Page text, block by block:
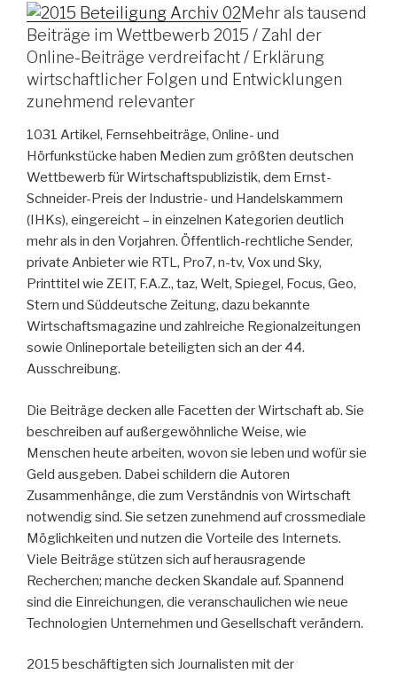
Mehr als tausend
Beiträge im Wettbewerb 2015 / Zahl der
Online-Beiträge verdreifacht / Erklärung
wirtschaftlicher Folgen und Entwicklungen
zunehmend relevanter
1031 Artikel, Fernsehbeiträge, Online- und
Hörfunkstücke haben Medien zum größten deutschen
Wettbewerb für Wirtschaftspublizistik, dem Ernst-
Schneider-Preis der Industrie- und Handelskammern
(IHKs), eingereicht – in einzelnen Kategorien deutlich
mehr als in den Vorjahren. Öffentlich-rechtliche Sender,
private Anbieter wie RTL, Pro7, n-tv, Vox und Sky,
Printtitel wie ZEIT, F.A.Z., taz, Welt, Spie­gel, Focus, Geo,
Stern und Süddeutsche Zeitung, dazu bekannte
Wirtschaftsmagazine und zahlreiche Regionalzeitungen
sowie Onlineportale beteiligten sich an der 44.
Ausschreibung.
Die Beiträge decken alle Facetten der Wirtschaft ab. Sie
beschreiben auf außergewöhnliche Weise, wie
Menschen heute arbeiten, wovon sie leben und wofür sie
Geld ausgeben. Dabei schildern die Autoren
Zusammenhänge, die zum Verständnis von Wirtschaft
notwendig sind. Sie setzen zunehmend auf crossmediale
Möglichkeiten und nutzen die Vorteile des Internets.
Viele Beiträge stützen sich auf herausragende
Recherchen; manche decken Skandale auf. Spannend
sind die Einreichungen, die veranschaulichen wie neue
Technologien Unternehmen und Gesellschaft verändern.
2015 beschäftigten sich Journalisten mit der